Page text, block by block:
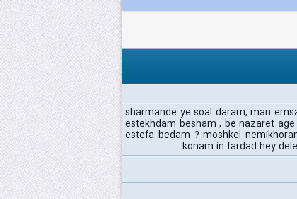
sharmande ye soal daram, man
estekhdam besham , be nazaret
estefa bedam ? moshkel
konam in fardad hey